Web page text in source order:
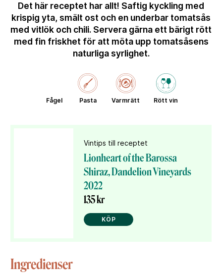
Det här receptet har allt! Saftig kyckling med
krispig yta, smält ost och en underbar tomatsås
med vitlök och chili. Servera gärna ett bärigt rött
med fin friskhet för att möta upp tomatsåsens
naturliga syrlighet.
Fågel Pasta Varmrätt Rött vin
Vintips till receptet
Lionheart of the Barossa
Shiraz, Dandelion Vineyards
2022
135 kr
KÖP
Ingredienser